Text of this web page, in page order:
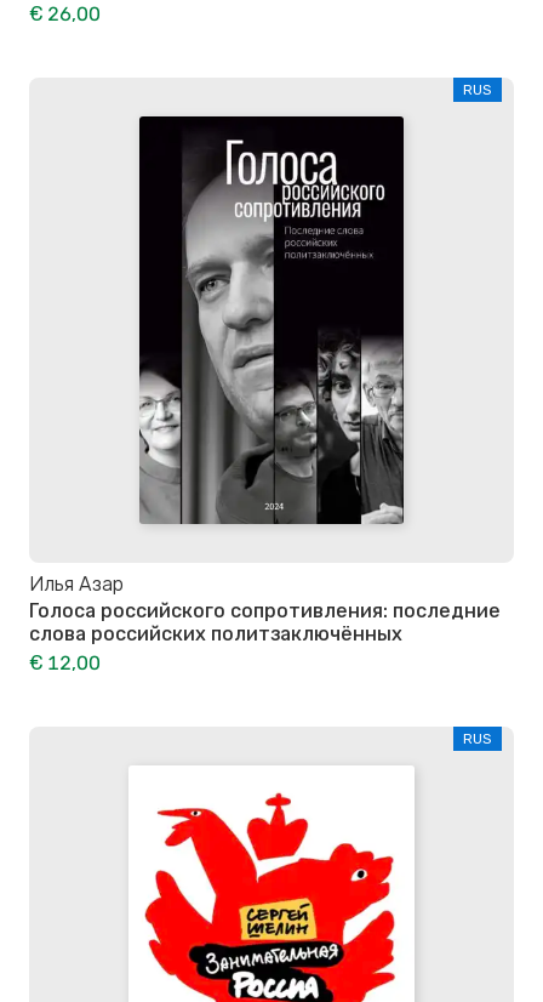
€ 26,00
RUS
Илья Азар
Голоса российского сопротивления: последние
слова российских политзаключённых
€ 12,00
RUS